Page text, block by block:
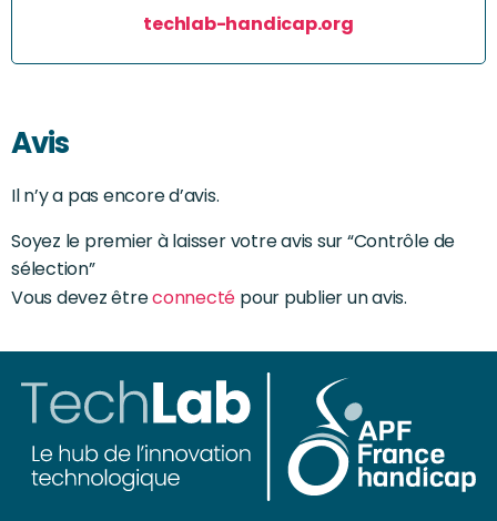
techlab-handicap.org
Avis
Il n’y a pas encore d’avis.
Soyez le premier à laisser votre avis sur “Contrôle de
sélection”
Vous devez êtreconnecté pour publier un avis.